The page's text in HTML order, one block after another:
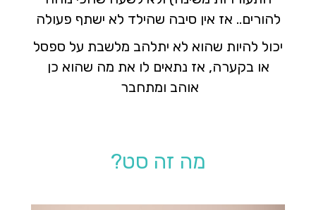
להורים.. אז אין סיבה שהילד לא ישתף פעולה
יכול להיות שהוא לא יתלהב מלשבת על ספסל
או בקערה, אז נתאים לו את מה שהוא כן
אוהב ומתחבר
מה זה סט?